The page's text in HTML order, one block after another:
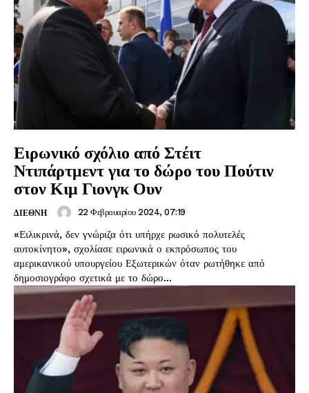
Ειρωνικό σχόλιο από Στέιτ
Ντιπάρτμεντ για το δώρο του Πούτιν
στον Κιμ Γιονγκ Ουν
ΔΙΕΘΝΗ 22 Φεβρουαρίου 2024, 07:19
«Ειλικρινά, δεν γνώριζα ότι υπήρχε ρωσικό πολυτελές
αυτοκίνητο», σχολίασε ειρωνικά ο εκπρόσωπος του
αμερικανικού υπουργείου Εξωτερικών όταν ρωτήθηκε από
δημοσιογράφο σχετικά με το δώρο...